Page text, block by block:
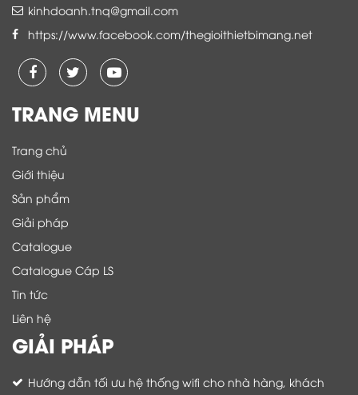
kinhdoanh.tnq@gmail.com
https://www.facebook.com/thegioithietbimang.net
TRANG MENU
Trang chủ
Giới thiệu
Sản phẩm
Giải pháp
Catalogue
Catalogue Cáp LS
Tin tức
Liên hệ
GIẢI PHÁP
Hướng dẫn tối ưu hệ thống wifi cho nhà hàng, khách